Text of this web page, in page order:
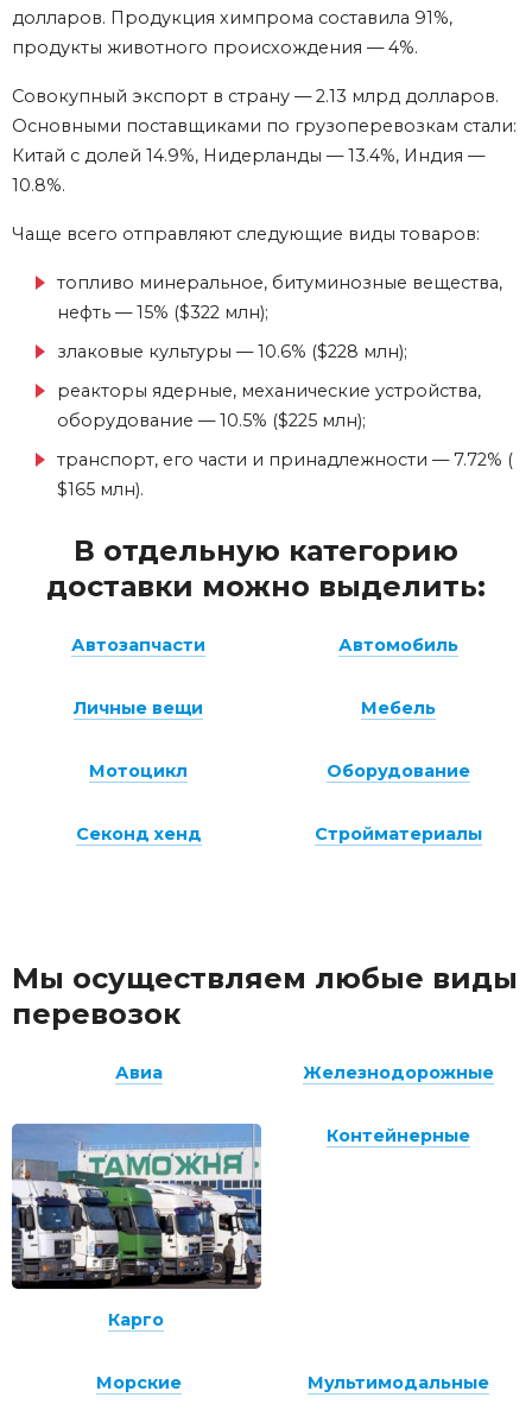
Мы осуществляем любые виды
перевозок
Авиа Железнодорожные
Карго
Контейнерные
Морские Мультимодальные
долларов. Продукция химпрома составила 91%,
продукты животного происхождения — 4%.
Совокупный экспорт в страну — 2.13 млрд долларов.
Основными поставщиками по грузоперевозкам стали:
Китай с долей 14.9%, Нидерланды — 13.4%, Индия —
10.8%.
Чаще всего отправляют следующие виды товаров:
топливо минеральное, битуминозные вещества,
нефть — 15% ($322 млн);
злаковые культуры — 10.6% ($228 млн);
реакторы ядерные, механические устройства,
оборудование — 10.5% ($225 млн);
транспорт, его части и принадлежности — 7.72% (
$165 млн).
В отдельную категорию
доставки можно выделить:
Автозапчасти Автомобиль
Личные вещи Мебель
Мотоцикл Оборудование
Секонд хенд Стройматериалы